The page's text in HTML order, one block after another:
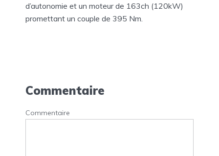
d’autonomie et un moteur de 163ch (120kW)
promettant un couple de 395 Nm.
Commentaire
Commentaire